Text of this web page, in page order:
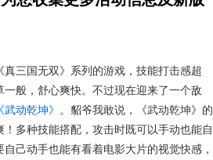
三国无双》系列的游戏，技能打击感超
般，舒心爽快。不过现在迎来了一个敌
《武动乾坤》 。貂爷我敢说，《武动乾坤》的
多种技能搭配，攻击时既可以手动也能自
己动手也能有看着电影大片的视觉快感，